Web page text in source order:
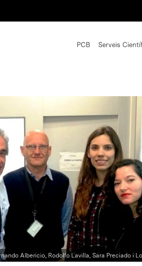
PCB Serveis
Albericio, Rodolfo Lavilla, Sara Preciado i